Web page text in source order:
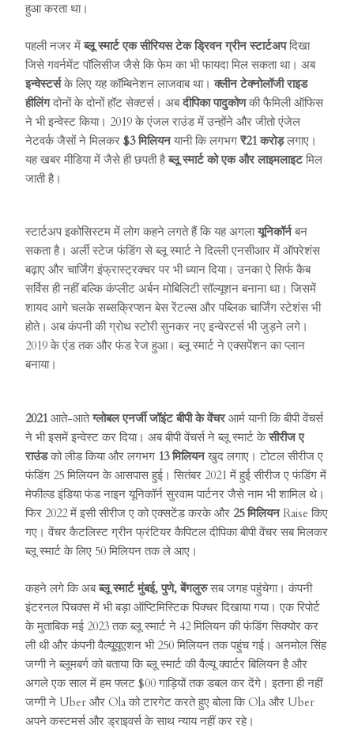
हुआ करता था।
पहली नजर में ब्लू स्मार्ट एक सीरियस टेक ड्रिवन ग्रीन स्टार्टअपदिखा
जिसे गवर्नमेंट पॉलिसीज जैसे कि फेम का भी फायदा मिल सकता था। अब
इन्वेस्टर्सके लिए यह कॉम्बिनेशन लाजवाब था।क्लीन टेक्नोलॉजी राइड
हीलिंगदोनों के दोनों हॉट सेक्टर्स। अबदीपिका पादुकोणकी फैमिली ऑफिस
ने भी इन्वेस्ट किया। 2019 के एंजल राउंड में उन्होंने और जीतो एंजेल
नेटवर्क जैसों ने मिलकर$3 मिलियनयानी कि लगभग₹21 करोड़लगाए।
यह खबर मीडिया में जैसे ही छपती हैब्लू स्मार्ट को एक और लाइमलाइटमिल
जाती है।
स्टार्टअप इकोसिस्टम में लोग कहने लगते हैं कि यह अगलायूनिकॉर्नबन
सकता है। अर्ली स्टेज फंडिंग से ब्लू स्मार्ट ने दिल्ली एनसीआर में ऑपरेशंस
बढ़ाए और चार्जिंग इंफ्रास्ट्रक्चर पर भी ध्यान दिया। उनका ऐ सिर्फ कैब
सर्विस ही नहीं बल्कि कंप्लीट अर्बन मोबिलिटी सॉल्यूशन बनाना था। जिसमें
शायद आगे चलके सब्सक्रिप्शन बेस रेंटल्स और पब्लिक चार्जिंग स्टेशंस भी
होते। अब कंपनी की ग्रोथ स्टोरी सुनकर नए इन्वेस्टर्स भी जुड़ने लगे।
2019 के एंड तक और फंड रेज हुआ। ब्लू स्मार्ट ने एक्सपेंशन का प्लान
बनाया।
2021 आते-आतेग्लोबल एनर्जी जॉइंट बीपी के वेंचरआर्म यानी कि बीपी वेंचर्स
ने भी इसमें इन्वेस्ट कर दिया। अब बीपी वेंचर्स ने ब्लू स्मार्ट केसीरीज ए
राउंडको लीड किया और लगभग 13 मिलियनखुद लगाए। टोटल सीरीज ए
फंडिंग 25 मिलियन के आसपास हुई। सितंबर 2021 में हुई सीरीज ए फंडिंग में
मेफील्ड इंडिया फंड नाइन यूनिकॉर्न सुरवाम पार्टनर जैसे नाम भी शामिल थे।
फिर 2022 में इसी सीरीज ए को एक्सटेंड करके और 25 मिलियनRaise किए
गए। वेंचर कैटलिस्ट ग्रीन फ्रंटियर कैपिटल दीपिका बीपी वेंचर सब मिलकर
ब्लू स्मार्ट के लिए 50 मिलियन तक ले आए।
कहने लगे कि अबब्लू स्मार्ट मुंबई, पुणे, बेंगलुरुसब जगह पहुंचेगा। कंपनी
इंटरनल पिचक्स में भी बड़ा ऑप्टिमिस्टिक पिक्चर दिखाया गया। एक रिपोर्ट
के मुताबिक मई 2023 तक ब्लू स्मार्ट ने 42 मिलियन की फंडिंग सिक्योर कर
ली थी और कंपनी वैल्यू्यूएशन भी 250 मिलियन तक पहुंच गई। अनमोल सिंह
जग्गी ने ब्लूमबर्ग को बताया कि ब्लू स्मार्ट की वैल्यू क्वार्टर बिलियन है और
अगले एक साल में हम फ्लट $00 गाड़ियों तक डबल कर देंगे। इतना ही नहीं
जग्गी ने Uber और Ola को टारगेट करते हुए बोला कि Ola और Uber
अपने कस्टमर्स और ड्राइवर्स के साथ न्याय नहीं कर रहे।